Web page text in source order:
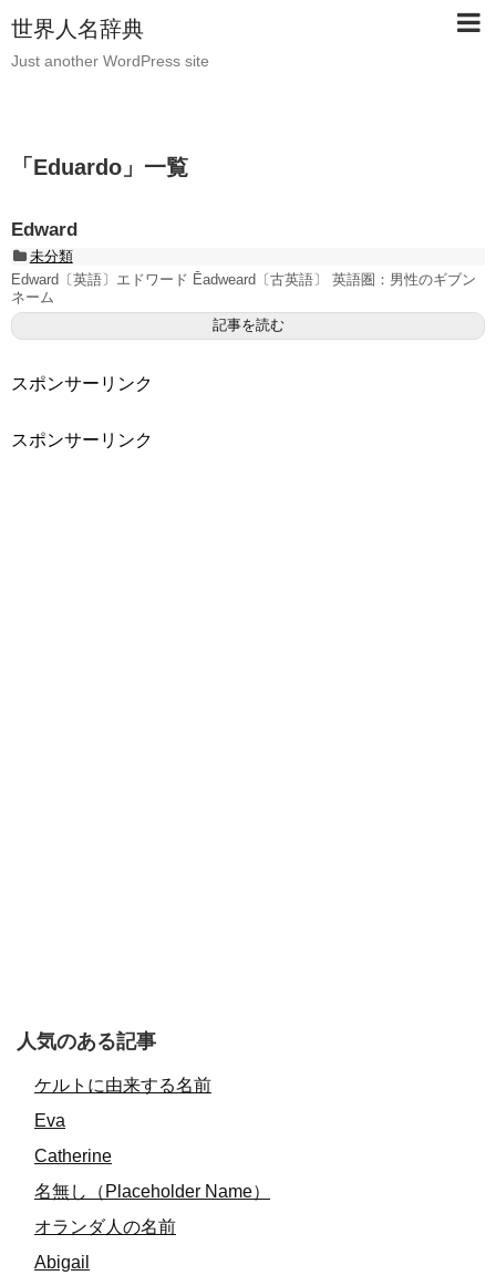
世界人名辞典
Just another WordPress site
「 Eduardo 」 一覧
Edward
未分類
Edward〔英語〕エドワード Ēadweard〔古英語〕 英語圏：男性のギブン
ネーム
記事を読む
スポンサーリンク
スポンサーリンク
人気のある記事
ケルトに由来する名前
Eva
Catherine
名無し（Placeholder Name）
オランダ人の名前
Abigail